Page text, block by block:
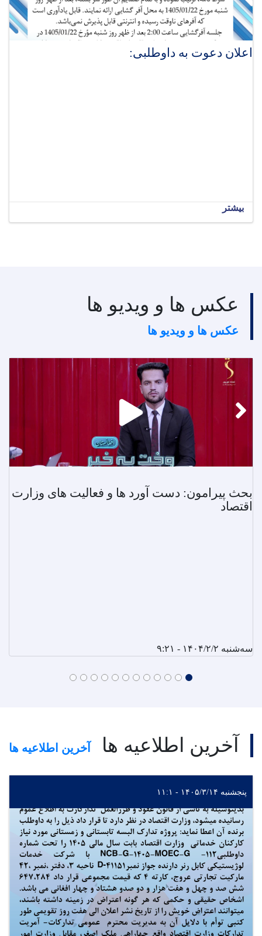
اعلان دعوت به داوطلبی:
بیشتر
عکس ها و ویدیو ها
عکس ها و ویدیو ها
بحث پیرامون: دست آورد ها و فعالیت های وزارت
اقتصاد
سه‌شنبه ۱۴۰۴/۲/۲ - ۹:۲۱
آخرین اطلاعیه ها آخرین اطلاعیه ها
پنجشنبه ۱۴۰۵/۳/۱۴ - ۱۱:۱